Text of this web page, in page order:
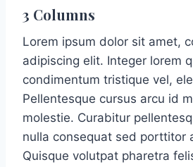
3 Columns
Lorem ipsum dolor sit amet,
adipiscing elit. Integer lorem
condimentum tristique vel,
Pellentesque cursus arcu id
molestie. Curabitur
nulla consequat sed porttitor
Quisque volutpat pharetra